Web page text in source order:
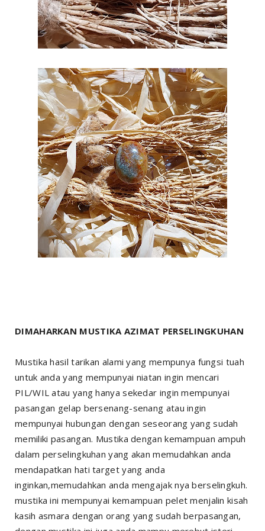
DIMAHARKAN MUSTIKA AZIMAT PERSELINGKUHAN
Mustika hasil tarikan alami yang mempunya fungsi tuah
untuk anda yang mempunyai niatan ingin mencari
PIL/WIL atau yang hanya sekedar ingin mempunyai
pasangan gelap bersenang-senang atau ingin
mempunyai hubungan dengan seseorang yang sudah
memiliki pasangan. Mustika dengan kemampuan ampuh
dalam perselingkuhan yang akan memudahkan anda
mendapatkan hati target yang anda
inginkan,memudahkan anda mengajak nya berselingkuh.
mustika ini mempunyai kemampuan pelet menjalin kisah
kasih asmara dengan orang yang sudah berpasangan,